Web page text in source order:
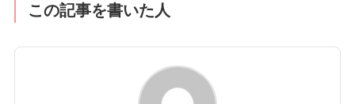
この記事を書いた人